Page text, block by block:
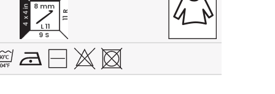
9 S
11 R
8 mm
L 11